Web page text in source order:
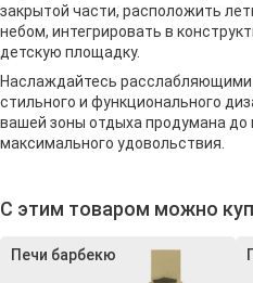
закрытой части, расположить
небом, интегрировать в
детскую площадку.
Наслаждайтесь
стильного и функционального
вашей зоны отдыха продумана до
максимального удовольствия.
С этим товаром можно
Печи барбекю